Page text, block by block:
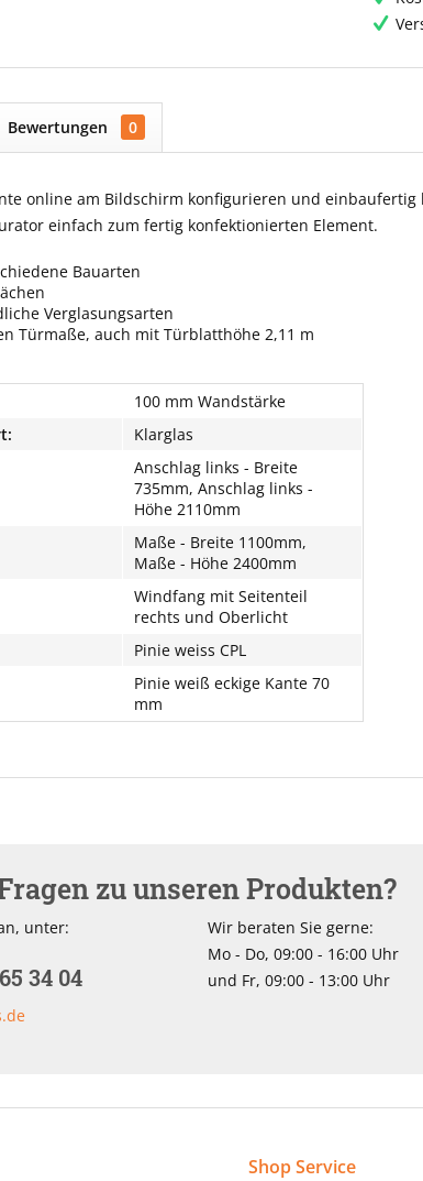
Bewertungen 0
online am Bildschirm konfigurieren und
einfach zum fertig konfektionierten Element.
Bauarten
Verglasungsarten
Türmaße, auch mit Türblatthöhe 2,11 m
100 mm Wandstärke
Klarglas
Anschlag links - Breite
735mm, Anschlag links -
Höhe 2110mm
Maße - Breite 1100mm,
Maße - Höhe 2400mm
Windfang mit Seitenteil
rechts und Oberlicht
Pinie weiss CPL
Pinie weiß eckige Kante 70
mm
zu unseren Produkten?
unter:
34 04
Wir beraten Sie gerne:
Mo - Do, 09:00 - 16:00 Uhr
und Fr, 09:00 - 13:00 Uhr
Shop Service